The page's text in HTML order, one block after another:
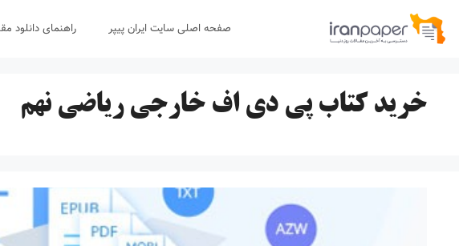
پرش
صفحه اصلی سایت ایران پیپر راهنمای دانلود
خرید کتاب پی دی اف خارجی ریاضی نهم